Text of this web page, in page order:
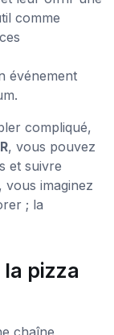
comme
événement
compliqué,
, vous pouvez
et suivre
vous imaginez
; la
pizza
chaîne